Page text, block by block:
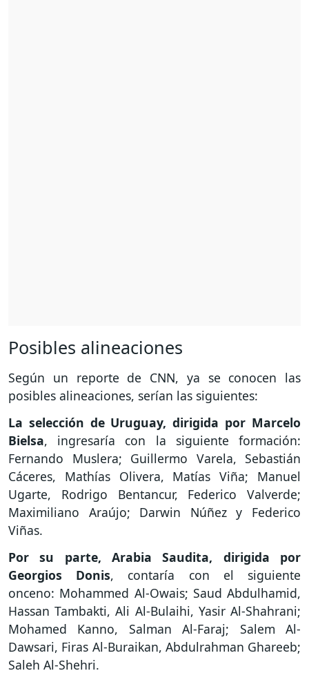
Posibles alineaciones
Según un reporte de CNN, ya se conocen las
posibles alineaciones, serían las siguientes:
La selección de Uruguay, dirigida por Marcelo
Bielsa, ingresaría con la siguiente formación:
Fernando Muslera; Guillermo Varela, Sebastián
Cáceres, Mathías Olivera, Matías Viña; Manuel
Ugarte, Rodrigo Bentancur, Federico Valverde;
Maximiliano Araújo; Darwin Núñez y Federico
Viñas.
Por su parte, Arabia Saudita, dirigida por
Georgios Donis, contaría con el siguiente
onceno: Mohammed Al-Owais; Saud Abdulhamid,
Hassan Tambakti, Ali Al-Bulaihi, Yasir Al-Shahrani;
Mohamed Kanno, Salman Al-Faraj; Salem Al-
Dawsari, Firas Al-Buraikan, Abdulrahman Ghareeb;
Saleh Al-Shehri.